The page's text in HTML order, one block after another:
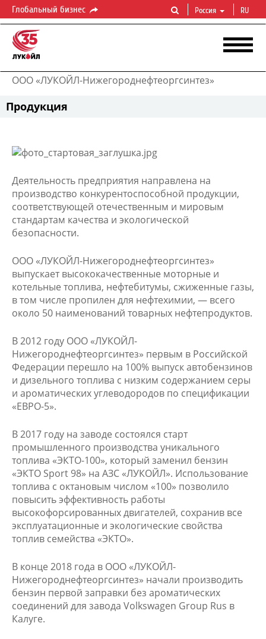
Глобальный бизнес Россия RU
ООО «ЛУКОЙЛ-Нижегороднефтеоргсинтез»
Продукция
Деятельность предприятия направлена на
производство конкурентоспособной продукции,
соответствующей отечественным и мировым
стандартам качества и экологической
безопасности.
ООО «ЛУКОЙЛ-Нижегороднефтеоргсинтез»
выпускает высококачественные моторные и
котельные топлива, нефтебитумы, сжиженные газы,
в том числе пропилен для нефтехимии, — всего
около 50 наименований товарных нефтепродуктов.
В 2012 году ООО «ЛУКОЙЛ-
Нижегороднефтеоргсинтез» первым в Российской
Федерации перешло на 100% выпуск автобензинов
и дизельного топлива с низким содержанием серы
и ароматических углеводородов по спецификации
«ЕВРО-5».
В 2017 году на заводе состоялся старт
промышленного производства уникального
топлива «ЭКТО-100», который заменил бензин
«ЭКТО Sport 98» на АЗС «ЛУКОЙЛ». Использование
топлива с октановым числом «100» позволило
повысить эффективность работы
высокофорсированных двигателей, сохранив все
эксплуатационные и экологические свойства
топлив семейства «ЭКТО».
В конце 2018 года в ООО «ЛУКОЙЛ-
Нижегороднефтеоргсинтез» начали производить
бензин первой заправки без ароматических
соединений для завода Volkswagen Group Rus в
Калуге.